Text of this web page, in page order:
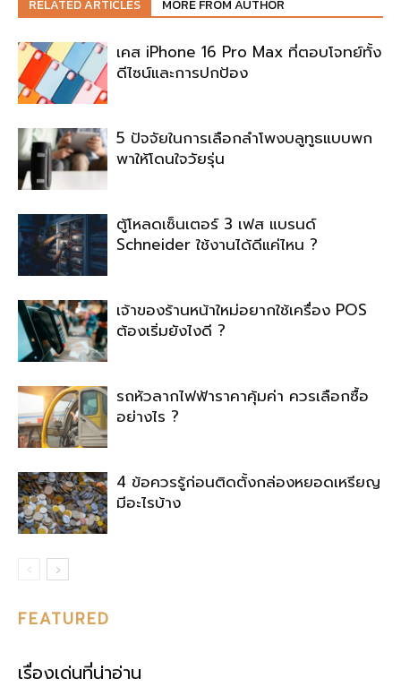
RELATED ARTICLES MORE FROM AUTHOR
เคส iPhone 16 Pro Max ที่ตอบโจทย์ทั้ง
ดีไซน์และการปกป้อง
5 ปัจจัยในการเลือกลําโพงบลูทูธแบบพก
พาให้โดนใจวัยรุ่น
ตู้โหลดเซ็นเตอร์ 3 เฟส แบรนด์
Schneider ใช้งานได้ดีแค่ไหน ?
เจ้าของร้านหน้าใหม่อยากใช้เครื่อง POS
ต้องเริ่มยังไงดี ?
รถหัวลากไฟฟ้าราคาคุ้มค่า ควรเลือกซื้อ
อย่างไร ?
4 ข้อควรรู้ก่อนติดตั้งกล่องหยอดเหรียญ
มีอะไรบ้าง
FEATURED
เรื่องเด่นที่น่าอ่าน